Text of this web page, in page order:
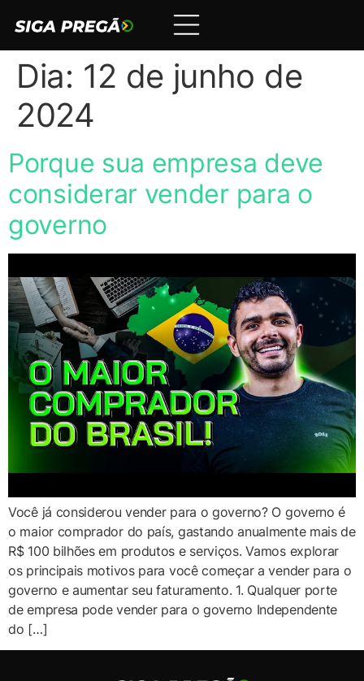
Dia: 12 de junho de
2024
Porque sua empresa deve
considerar vender para o
governo
Você já considerou vender para o governo? O governo é
o maior comprador do país, gastando anualmente mais de
R$ 100 bilhões em produtos e serviços. Vamos explorar
os principais motivos para você começar a vender para o
governo e aumentar seu faturamento. 1. Qualquer porte
de empresa pode vender para o governo Independente
do […]